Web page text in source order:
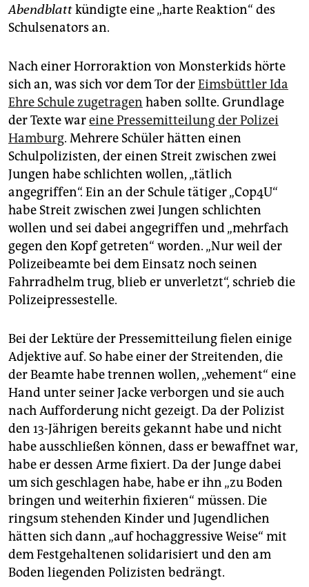
Abendblattkündigte eine „harte Reaktion“ des
Schulsenators an.
Nach einer Horroraktion von Monsterkids hörte
sich an, was sich vor dem Tor derEimsbüttler Ida
Ehre Schule zugetragen haben sollte. Grundlage
der Texte wareine Pressemitteilung der Polizei
Hamburg. Mehrere Schüler hätten einen
Schulpolizisten, der einen Streit zwischen zwei
Jungen habe schlichten wollen, „tätlich
angegriffen“. Ein an der Schule tätiger „Cop4U“
habe Streit zwischen zwei Jungen schlichten
wollen und sei dabei angegriffen und „mehrfach
gegen den Kopf getreten“ worden. „Nur weil der
Polizeibeamte bei dem Einsatz noch seinen
Fahrradhelm trug, blieb er unverletzt“, schrieb die
Polizeipressestelle.
Bei der Lektüre der Pressemitteilung fielen einige
Adjektive auf. So habe einer der Streitenden, die
der Beamte habe trennen wollen, „vehement“ eine
Hand unter seiner Jacke verborgen und sie auch
nach Aufforderung nicht gezeigt. Da der Polizist
den 13-Jährigen bereits gekannt habe und nicht
habe ausschließen können, dass er bewaffnet war,
habe er dessen Arme fixiert. Da der Junge dabei
um sich geschlagen habe, habe er ihn „zu Boden
bringen und weiterhin fixieren“ müssen. Die
ringsum stehenden Kinder und Jugendlichen
hätten sich dann „auf hochaggressive Weise“ mit
dem Festgehaltenen solidarisiert und den am
Boden liegenden Polizisten bedrängt.